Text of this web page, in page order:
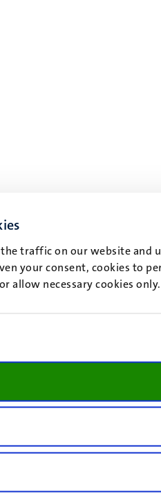
traffic on our website and
your consent, cookies to
allow necessary cookies